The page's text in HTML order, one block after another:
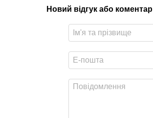
Новий відгук або коментар